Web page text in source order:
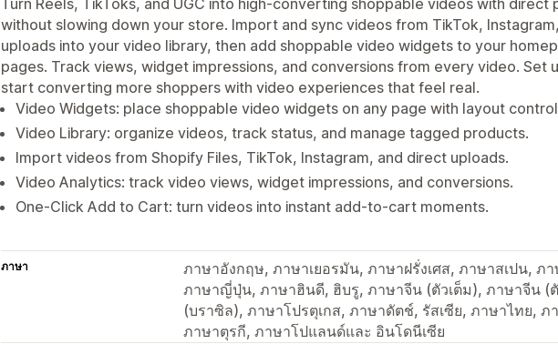
without slowing down your store. Import and sync videos from TikTok,
uploads into your video library, then add shoppable video widgets to your
pages. Track views, widget impressions, and conversions from every video. Set
start converting more shoppers with video experiences that feel real.
Video Widgets: place shoppable video widgets on any page with layout
Video Library: organize videos, track status, and manage tagged products.
Import videos from Shopify Files, TikTok, Instagram, and direct uploads.
Video Analytics: track video views, widget impressions, and conversions.
One-Click Add to Cart: turn videos into instant add-to-cart moments.
ภาษา
ภาษาอังกฤษ, ภาษาเยอรมัน, ภาษาฝรั่งเศส, ภาษาสเปน, ภ
ภาษาญี่ปุ่น, ภาษาฮินดี, ฮิบรู, ภาษาจีน (ตัวเต็ม), ภาษาจีน (
(บราซิล), ภาษาโปรตุเกส, ภาษาดัตช์, รัสเซีย, ภาษาไทย, ภ
ภาษาตุรกี, ภาษาโปแลนด์และ อินโดนีเซีย